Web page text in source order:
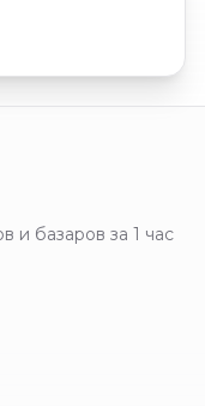
и базаров за 1 час